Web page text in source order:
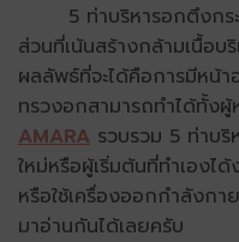
5 ท่าบริหารอกตึงกระ
ส่วนที่เน้นสร้างกล้ามเนื้อบ
ผลลัพธ์ที่จะได้คือการมีหน้
ทรวงอกสามารถทำได้ทั้ง
AMARA รวบรวม 5 ท่าบริ
ใหม่หรือผู้เริ่มต้นที่ทำเองไ
หรือใช้เครื่องออกกำลังกา
มาอ่านกันได้เลยครับ